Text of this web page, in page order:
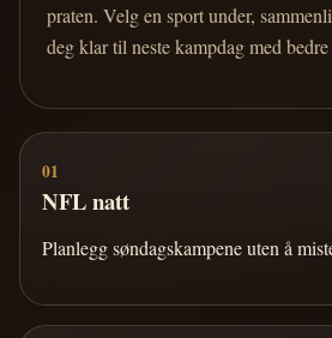
praten. Velg en sport under,
deg klar til neste kampdag med
01
NFL natt
Planlegg søndagskampene uten å